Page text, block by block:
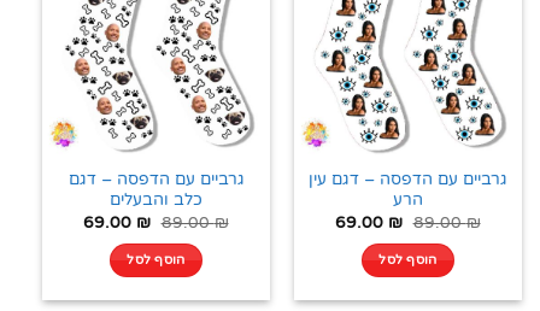
גרביים עם הדפסה – דגם עין
הרע
89.00₪
69.00 ₪
הוסף לסל
גרביים עם הדפסה – דגם
כלב והבעלים
89.00₪
69.00 ₪
הוסף לסל